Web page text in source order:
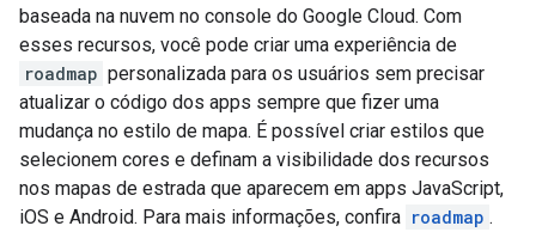
baseada na nuvem no console do Google Cloud. Com
esses recursos, você pode criar uma experiência de
roadmap personalizada para os usuários sem precisar
atualizar o código dos apps sempre que fizer uma
mudança no estilo de mapa. É possível criar estilos que
selecionem cores e definam a visibilidade dos recursos
nos mapas de estrada que aparecem em apps JavaScript,
iOS e Android. Para mais informações, confira roadmap .